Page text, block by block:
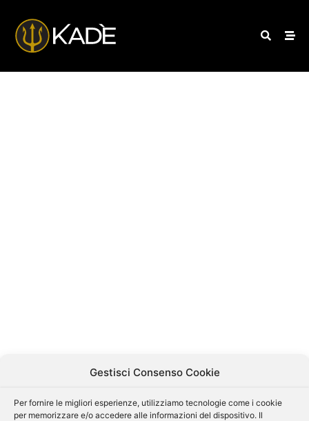
Gestisci Consenso Cookie
Per fornire le migliori esperienze, utilizziamo tecnologie come i cookie
per memorizzare e/o accedere alle informazioni del dispositivo. Il